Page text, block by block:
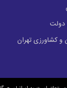
دولت
و کشاورزی تهران